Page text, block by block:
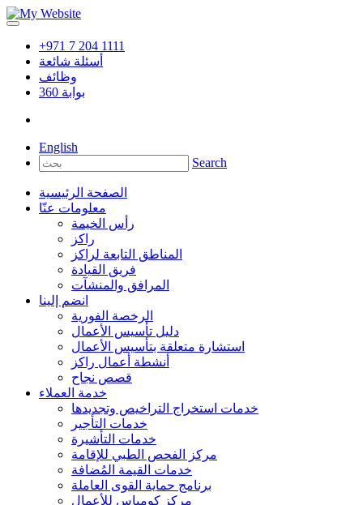
+971 7 204 1111
أسئلة شائعة
وظائف
360 بوابة
English
Search
الصفحة الرئيسية
معلومات عنّا
رأس الخيمة
راكز
المناطق التابعة لراكز
فريق القيادة
المرافق والمنشآت
انضم إلينا
الرخصة الفورية
دليل تأسيس الأعمال
استشارة متعلقة بتأسيس الأعمال
أنشطة أعمال راكز
قصص نجاح
خدمة العملاء
خدمات استخراج التراخيص وتجديدها
خدمات التأجير
خدمات التأشيرة
مركز الفحص الطبي للإقامة
خدمات القيمة المُضافة
برنامج حماية القوى العاملة
مركز كومباس للأعمال